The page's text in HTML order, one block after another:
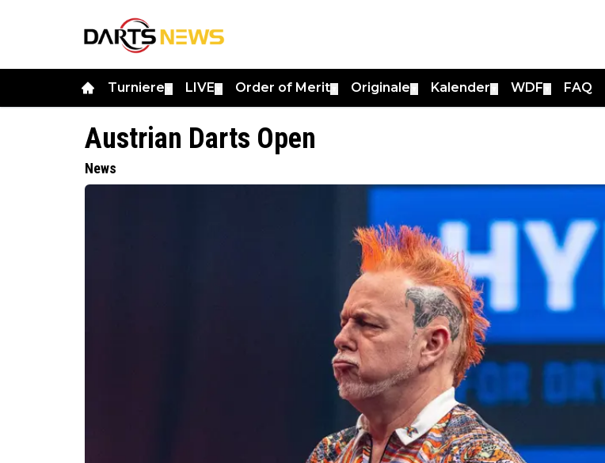
Turniere LIVE Order of Merit Originale Kalender WDF FAQ
Austrian Darts Open
News